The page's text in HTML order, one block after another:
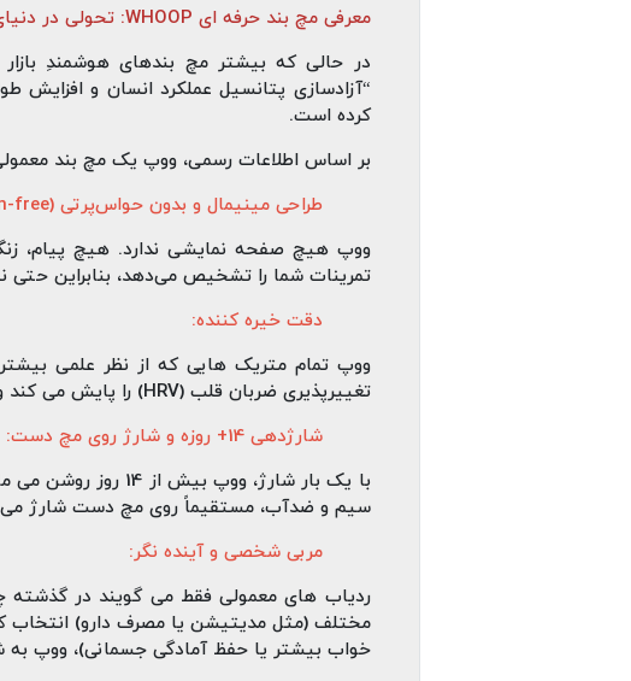
معرفی مچ‌ بند حرفه‌ ای WHOOP: تحولی در دنیای گجت‌ های پوشیدنی
کرده است.
بر اساس اطلاعات رسمی، ووپ یک مچ‌ بند
طراحی مینیمال و بدون حواس‌پرتی (Distraction-free):
ووپ هیچ صفحه‌ نمایشی ندارد. هیچ پیام،
تمرینات شما را تشخیص می‌دهد، بنابراین حتی
دقت خیره‌ کننده:
تغییرپذیری ضربان قلب (HRV) را پایش می‌ کند و در زمینه ردیابی خواب، استانداردی طلایی ارائه می‌ دهد.
شارژدهی 14+ روزه و شارژ روی مچ دست:
با یک بار شارژ،
سیم و ضدآب، مستقیماً روی مچ دست شارژ می‌
مربی شخصی و آینده‌ نگر:
مختلف (مثل مدیتیشن یا مصرف دارو) انتخاب
خواب بیشتر یا حفظ آمادگی جسمانی)، ووپ